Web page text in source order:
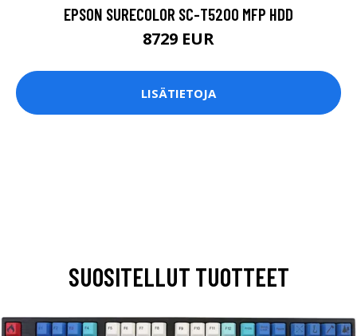
EPSON SURECOLOR SC-T5200 MFP HDD
8729 EUR
LISÄTIETOJA
SUOSITELLUT TUOTTEET